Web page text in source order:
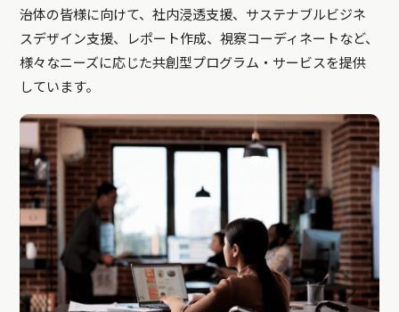
治体の皆様に向けて、社内浸透支援、サステナブルビジネ
スデザイン支援、レポート作成、視察コーディネートなど、
様々なニーズに応じた共創型プログラム・サービスを提供
しています。